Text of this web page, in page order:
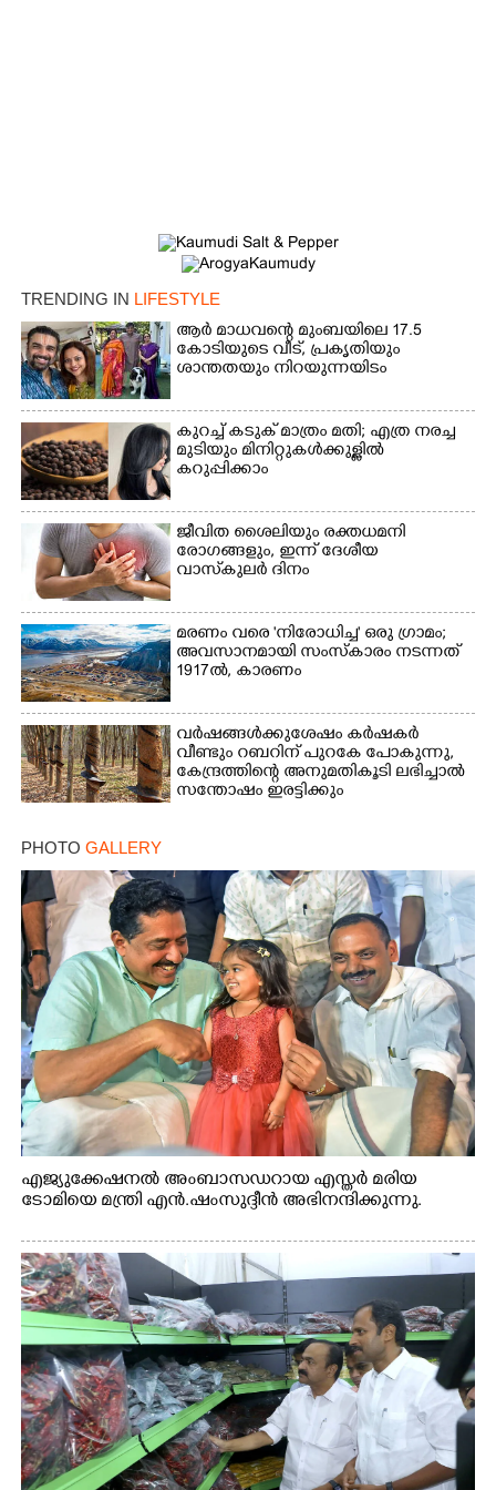
TRENDING IN LIFESTYLE
ആർ മാധവന്റെ മുംബയിലെ 17.5
കോടിയുടെ വീട്,​ പ്രകൃതിയും
ശാന്തതയും നിറയുന്നയിടം
കുറച്ച് കടുക് മാത്രം മതി; എത്ര നരച്ച
മുടിയും മിനിറ്റുകൾക്കുള്ളിൽ
കറുപ്പിക്കാം
ജീവിത ശൈലിയും രക്തധമനി
രോഗങ്ങളും, ഇന്ന് ദേശീയ
വാസ്‌കുലര്‍ ദിനം
മരണം വരെ 'നിരോധിച്ച' ഒരു ഗ്രാമം;
അവസാനമായി സംസ്കാരം നടന്നത്
1917ൽ, കാരണം
വർഷങ്ങൾക്കുശേഷം കർഷകർ
വീണ്ടും റബറിന് പുറകേ പോകുന്നു,
കേന്ദ്രത്തിന്റെ അനുമതികൂടി ലഭിച്ചാൽ
സന്തോഷം ഇരട്ടിക്കും
PHOTO GALLERY
എജ്യുക്കേഷനൽ അംബാസഡറായ എസ്തർ മരിയ
ടോമിയെ മന്ത്രി എൻ.ഷംസുദ്ദീൻ അഭിനന്ദിക്കുന്നു.